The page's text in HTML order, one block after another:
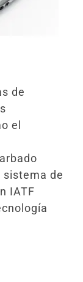
de
el
sistema de
IATF